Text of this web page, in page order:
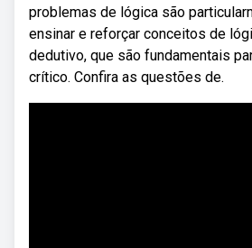
problemas de lógica são
ensinar e reforçar conceitos de
dedutivo, que são fundamentais
crítico. Confira as questões de.